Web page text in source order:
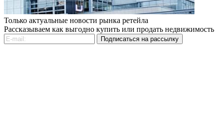
Только актуальные новости рынка ретейла
Рассказываем как выгодно купить или продать недвижимость